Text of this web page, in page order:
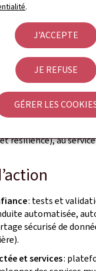
.
J'ACCEPTE
JE REFUSE
GÉRER LES
et de
les initiatives
la Stratégie du
la politique
digitale
résilience), au
: tests et
automatisée,
sécurisé de
et services: